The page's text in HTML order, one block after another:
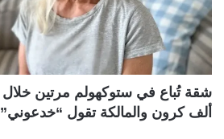
ألف كرون والمالكة تقول “خدعوني”